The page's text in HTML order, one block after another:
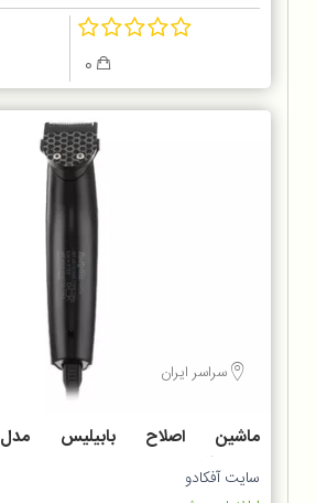
سراسر ایران
ماشین اصلاح بابیلیس مدل
MT727SDE
سایت آفکادو